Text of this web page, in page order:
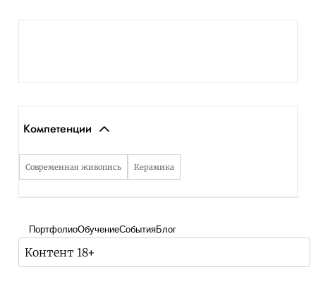
Компетенции
Современная живопись Керамика
ПортфолиоОбучениеСобытияБлог
Контент 18+